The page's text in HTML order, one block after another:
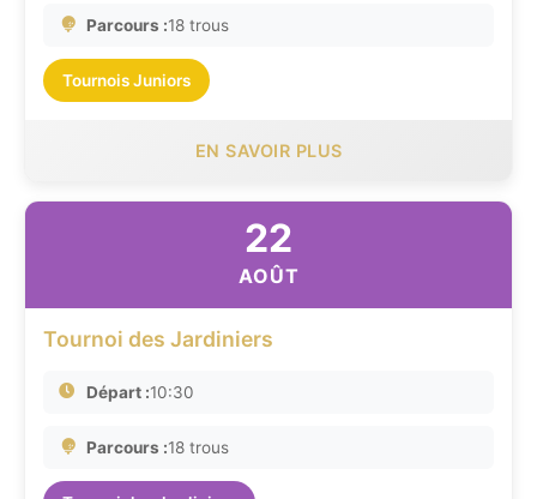
Parcours :18 trous
Tournois Juniors
EN SAVOIR PLUS
22
AOÛT
Tournoi des Jardiniers
Départ :10:30
Parcours :18 trous